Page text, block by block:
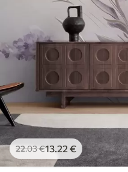
22.03€13 .22 €